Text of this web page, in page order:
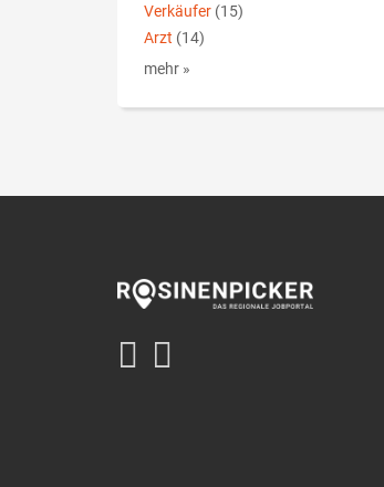
Verkäufer (15)
Arzt (14)
mehr »